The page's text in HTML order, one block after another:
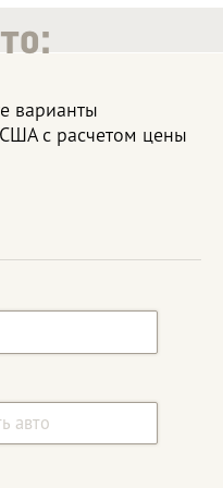
варианты
с расчетом цены